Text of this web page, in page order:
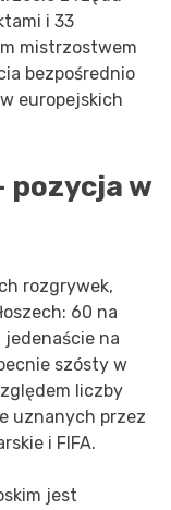
i 33
mistrzostwem
bezpośrednio
europejskich
pozycja w
rozgrywek,
60 na
jedenaście na
szósty w
liczby
uznanych przez
i FIFA.
jest